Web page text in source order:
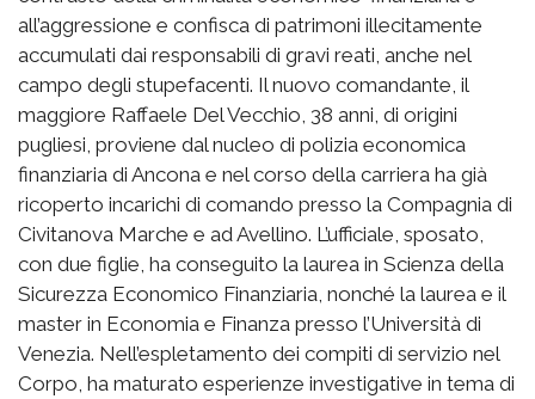
all’aggressione e confisca di patrimoni illecitamente
accumulati dai responsabili di gravi reati, anche nel
campo degli stupefacenti. Il nuovo comandante, il
maggiore Raffaele Del Vecchio, 38 anni, di origini
pugliesi, proviene dal nucleo di polizia economica
finanziaria di Ancona e nel corso della carriera ha già
ricoperto incarichi di comando presso la Compagnia di
Civitanova Marche e ad Avellino. L’ufficiale, sposato,
con due figlie, ha conseguito la laurea in Scienza della
Sicurezza Economico Finanziaria, nonché la laurea e il
master in Economia e Finanza presso l’Università di
Venezia. Nell’espletamento dei compiti di servizio nel
Corpo, ha maturato esperienze investigative in tema di